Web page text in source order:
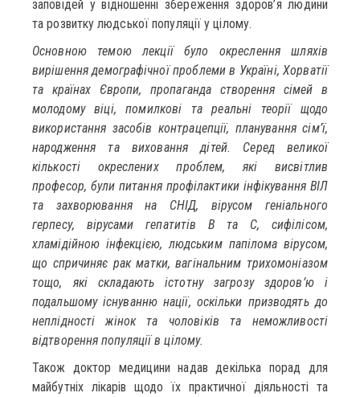
заповідей у відношенні збереження здоров’я людини
та розвитку людської популяції у цілому.
Основною темою лекції було окреслення шляхів
вирішення демографічної проблеми в Україні, Хорватії
та країнах Європи, пропаганда створення сімей в
молодому віці, помилкові та реальні теорії щодо
використання засобів контрацепції, планування сім’ї,
народження та виховання дітей. Серед великої
кількості окреслених проблем, які висвітлив
професор, були питання профілактики інфікування ВІЛ
та захворювання на СНІД, вірусом геніального
герпесу, вірусами гепатитів В та С, сифілісом,
хламідійною інфекцією, людським папілома вірусом,
що спричиняє рак матки, вагінальним трихомоніазом
тощо, які складають істотну загрозу здоров’ю і
подальшому існуванню нації, оскільки призводять до
неплідності жінок та чоловіків та неможливості
відтворення популяції в цілому.
Також доктор медицини надав декілька порад для
майбутніх лікарів щодо їх практичної діяльності та